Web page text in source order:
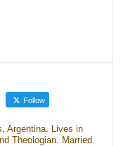
Follow
Argentina. Lives in
Theologian. Married.